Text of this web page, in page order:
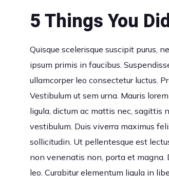
5 Things You
Quisque scelerisque suscipit purus,
ipsum primis in faucibus.
ullamcorper leo consectetur luctus.
Vestibulum ut sem urna. Mauris
ligula, dictum ac mattis nec, sagittis
vestibulum. Duis viverra maximus
sollicitudin. Ut pellentesque est
non venenatis non, porta et magna.
leo. Curabitur elementum ligula in